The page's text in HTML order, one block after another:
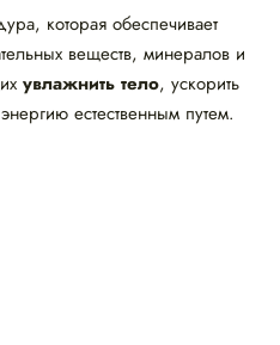
которая обеспечивает
веществ, минералов и
увлажнить тело, ускорить
естественным путем.